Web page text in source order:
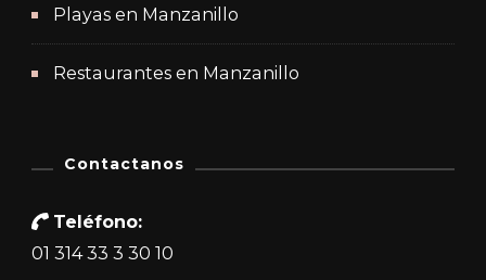
Playas en Manzanillo
Restaurantes en Manzanillo
Contactanos
Teléfono:
01 314 33 3 30 10